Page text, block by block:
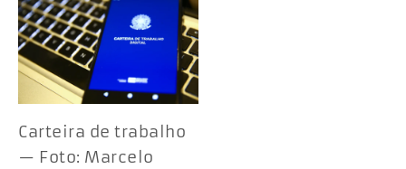
Carteira de trabalho
— Foto: Marcelo